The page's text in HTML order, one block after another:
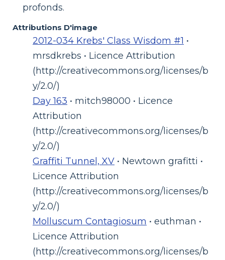
profonds.
Attributions D'image
2012-034 Krebs' Class Wisdom #1 •
mrsdkrebs • Licence Attribution
(http://creativecommons.org/licenses/b
y/2.0/)
Day 163 • mitch98000 • Licence
Attribution
(http://creativecommons.org/licenses/b
y/2.0/)
Graffiti Tunnel, XV • Newtown grafitti •
Licence Attribution
(http://creativecommons.org/licenses/b
y/2.0/)
Molluscum Contagiosum • euthman •
Licence Attribution
(http://creativecommons.org/licenses/b